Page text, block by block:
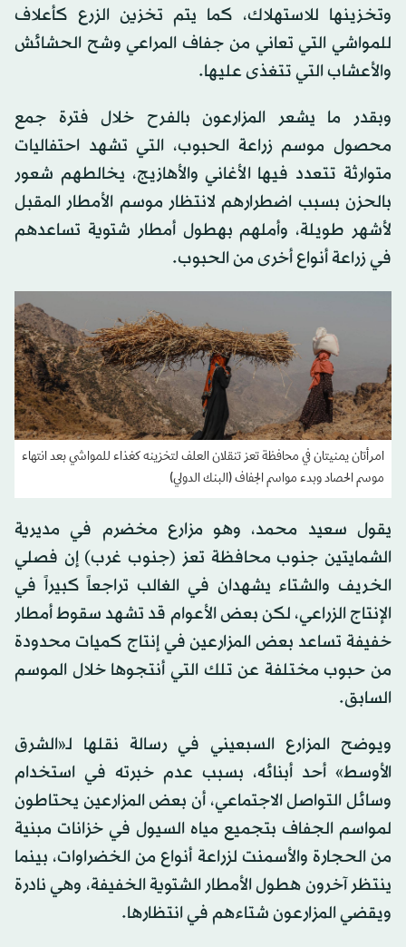
وتخزينها للاستهلاك، كما يتم تخزين الزرع كأعلاف
للمواشي التي تعاني من جفاف المراعي وشح الحشائش
والأعشاب التي تتغذى عليها.
وبقدر ما يشعر المزارعون بالفرح خلال فترة جمع
محصول موسم زراعة الحبوب، التي تشهد احتفاليات
متوارثة تتعدد فيها الأغاني والأهازيج، يخالطهم شعور
بالحزن بسبب اضطرارهم لانتظار موسم الأمطار المقبل
لأشهر طويلة، وأملهم بهطول أمطار شتوية تساعدهم
في زراعة أنواع أخرى من الحبوب.
امرأتان يمنيتان في محافظة تعز تنقلان العلف لتخزينه كغذاء للمواشي بعد انتهاء
موسم الحصاد وبدء مواسم الجفاف (البنك الدولي)
يقول سعيد محمد، وهو مزارع مخضرم في مديرية
الشمايتين جنوب محافظة تعز (جنوب غرب) إن فصلي
الخريف والشتاء يشهدان في الغالب تراجعاً كبيراً في
الإنتاج الزراعي، لكن بعض الأعوام قد تشهد سقوط أمطار
خفيفة تساعد بعض المزارعين في إنتاج كميات محدودة
من حبوب مختلفة عن تلك التي أنتجوها خلال الموسم
السابق.
ويوضح المزارع السبعيني في رسالة نقلها لـ«الشرق
الأوسط» أحد أبنائه، بسبب عدم خبرته في استخدام
وسائل التواصل الاجتماعي، أن بعض المزارعين يحتاطون
لمواسم الجفاف بتجميع مياه السيول في خزانات مبنية
من الحجارة والأسمنت لزراعة أنواع من الخضراوات، بينما
ينتظر آخرون هطول الأمطار الشتوية الخفيفة، وهي نادرة
ويقضي المزارعون شتاءهم في انتظارها.